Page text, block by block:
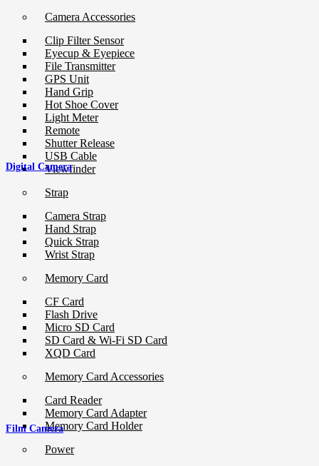
Camera Accessories
Clip Filter Sensor
Eyecup & Eyepiece
File Transmitter
GPS Unit
Hand Grip
Hot Shoe Cover
Light Meter
Remote
Shutter Release
USB Cable
Viewfinder
Strap
Camera Strap
Hand Strap
Quick Strap
Wrist Strap
Memory Card
CF Card
Flash Drive
Micro SD Card
SD Card & Wi-Fi SD Card
XQD Card
Memory Card Accessories
Card Reader
Memory Card Adapter
Memory Card Holder
Power
Digital Camera
Film Camera